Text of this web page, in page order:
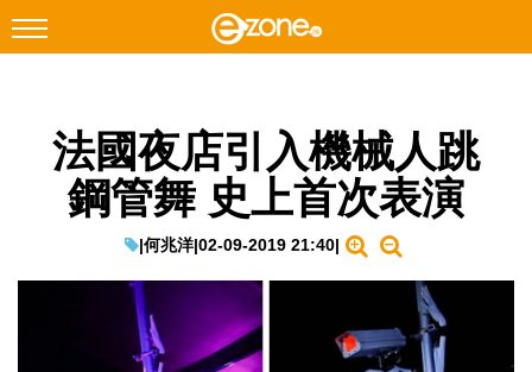
Facebook Instagram
科技焦點
遊戲動漫
法國夜店引入機械人跳
鋼管舞 史上首次表演
|何兆洋|02-09-2019 21:40|